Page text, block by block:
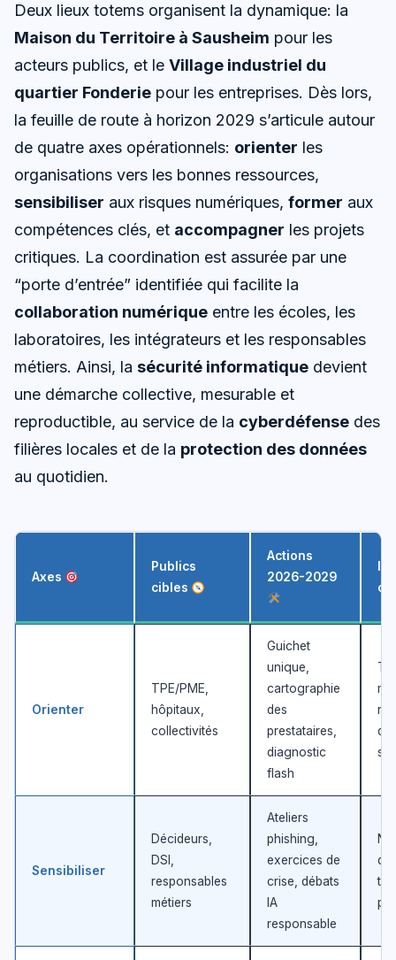
Deux lieux totems organisent la dynamique: la
Maison du Territoire à Sausheim pour les
acteurs publics, et le Village industriel du
quartier Fonderie pour les entreprises. Dès lors,
la feuille de route à horizon 2029 s’articule autour
de quatre axes opérationnels: orienter les
organisations vers les bonnes ressources,
sensibiliser aux risques numériques, former aux
compétences clés, et accompagner les projets
critiques. La coordination est assurée par une
“porte d’entrée” identifiée qui facilite la
collaboration numérique entre les écoles, les
laboratoires, les intégrateurs et les responsables
métiers. Ainsi, la sécurité informatique devient
une démarche collective, mesurable et
reproductible, au service de la cyberdéfense des
filières locales et de la protection des données
au quotidien.
Axes
Publics
cibles
Actions
2026-2029
Orienter
TPE/PME,
hôpitaux,
collectivités
Guichet
unique,
cartographie
des
prestataires,
diagnostic
flash
de
Sensibiliser
Décideurs,
DSI,
responsables
métiers
Ateliers
phishing,
exercices de
crise, débats
IA
responsable